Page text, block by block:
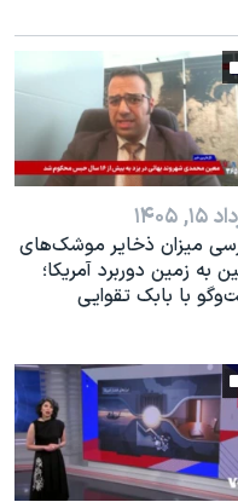
۱۴۰۵
میزان ذخایر موشک‌های
به زمین دوربرد آمریکا؛
با بابک تقوایی